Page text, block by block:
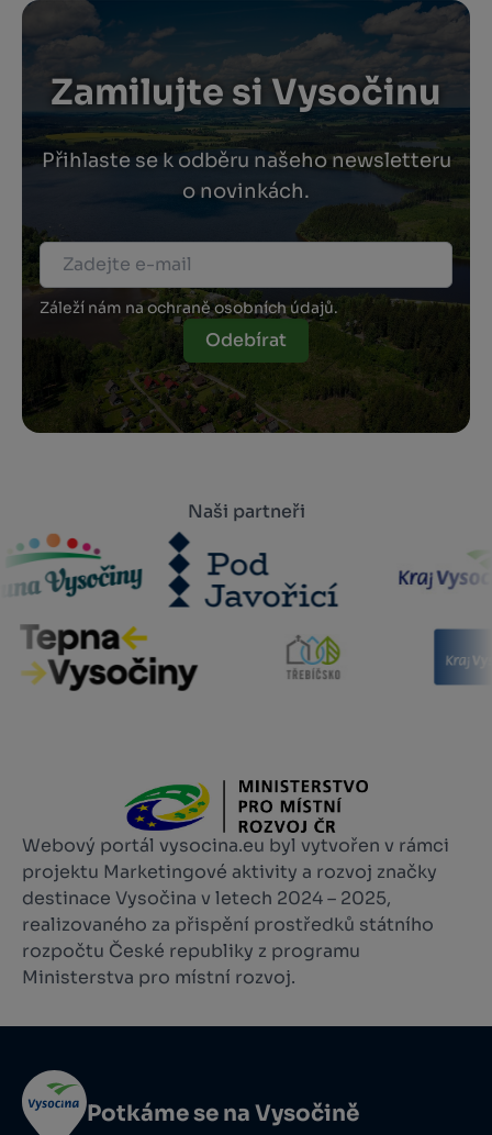
Zamilujte si Vysočinu
Přihlaste se k odběru našeho newsletteru
o novinkách.
Záleží nám na ochraně osobních údajů.
Odebírat
Naši partneři
Webový portál vysocina.eu byl vytvořen v rámci
projektu Marketingové aktivity a rozvoj značky
destinace Vysočina v letech 2024 – 2025,
realizovaného za přispění prostředků státního
rozpočtu České republiky z programu
Ministerstva pro místní rozvoj.
Potkáme se na Vysočině